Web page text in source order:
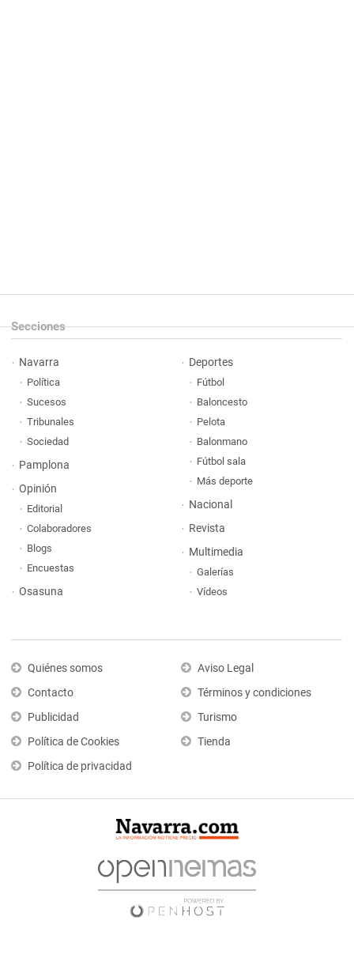
Secciones
Navarra
Política
Sucesos
Tribunales
Sociedad
Pamplona
Opinión
Editorial
Colaboradores
Blogs
Encuestas
Osasuna
Deportes
Fútbol
Baloncesto
Pelota
Balonmano
Fútbol sala
Más deporte
Nacional
Revista
Multimedia
Galerías
Vídeos
Quiénes somos
Contacto
Publicidad
Política de Cookies
Política de privacidad
Aviso Legal
Términos y condiciones
Turismo
Tienda